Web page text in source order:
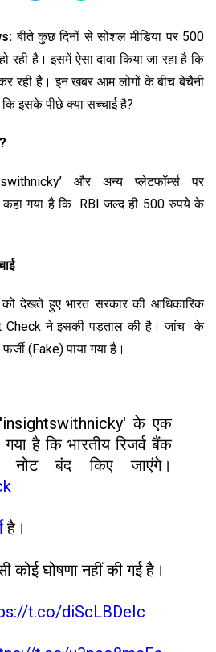
बीते कुछ दिनों से सोशल मीडिया पर 500
रही है। इसमें ऐसा दावा किया जा रहा है कि
रही है। इन खबर आम लोगों के बीच बेचैनी
इसके पीछे क्या सच्चाई है?
और अन्य प्लेटफॉर्म्स पर
कहा गया है कि RBI जल्द ही 500 रुपये के
को देखते हुए भारत सरकार की आधिकारिक
ने इसकी पड़ताल की है। जांच के
(Fake) पाया गया है।
'insightswithnicky' के एक
गया है कि भारतीय रिजर्व बैंक
नोट बंद किए जाएंगे।
है।
कोई घोषणा नहीं की गई है।
t.co/diScLBDeIc